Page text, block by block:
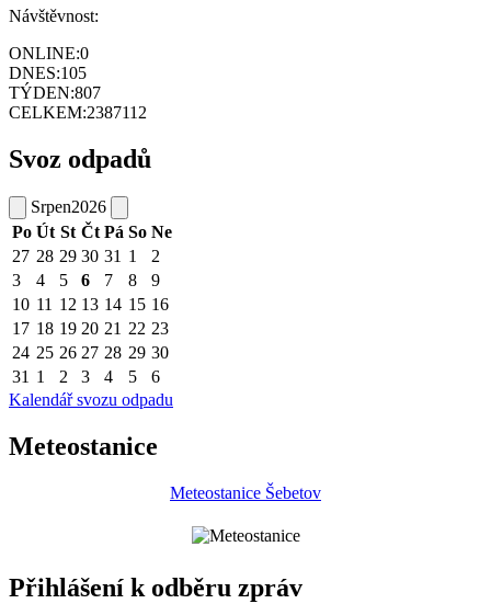
Návštěvnost:
ONLINE:0
DNES:105
TÝDEN:807
CELKEM:2387112
Svoz odpadů
Srpen2026
Po Út St Čt Pá So Ne
27 28 29 30 31 1
2
3
4 5 6 7 8
9
10 11 12 13 14 15 16
17 18 19 20 21 22 23
24 25 26 27 28 29 30
31 1 2 3 4 5
6
Kalendář svozu odpadu
Meteostanice
Meteostanice Šebetov
Přihlášení k odběru zpráv